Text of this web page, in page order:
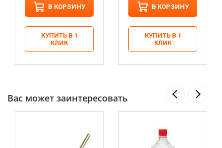
В КОРЗИНУ
КУПИТЬ В 1
КЛИК
В КОРЗИНУ
КУПИТЬ В 1
КЛИК
Вас может заинтересовать